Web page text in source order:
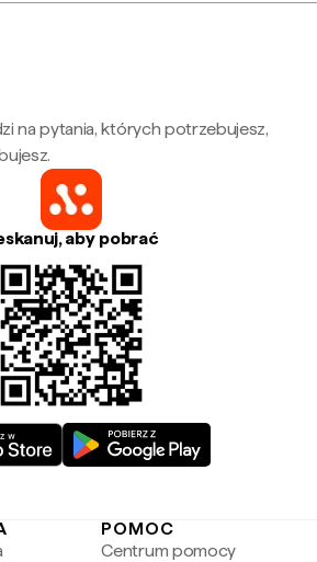
na pytania, których potrzebujesz,
aby pobrać
POMOC
Centrum pomocy